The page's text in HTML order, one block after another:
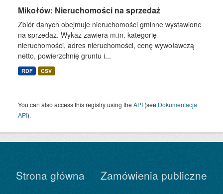
Mikołów: Nieruchomości na sprzedaż
Zbiór danych obejmuje nieruchomości gminne wystawione
na sprzedaż. Wykaz zawiera m.in. kategorię
nieruchomości, adres nieruchomości, cenę wywoławczą
netto, powierzchnię gruntu i...
RDF CSV
You can also access this registry using theAPI (see Dokumentacja
API).
Strona główna
Zamówienia publiczne